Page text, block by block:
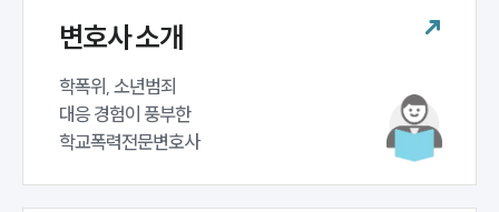
변호사 소개
학폭위, 소년범죄
대응 경험이 풍부한
학교폭력전문변호사